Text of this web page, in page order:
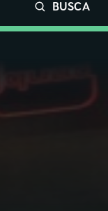
BUSCA